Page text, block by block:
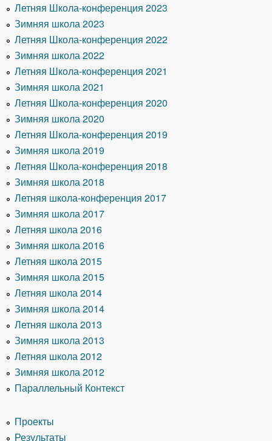
Летняя Школа-конференция 2023
Зимняя школа 2023
Летняя Школа-конференция 2022
Зимняя школа 2022
Летняя Школа-конференция 2021
Зимняя школа 2021
Летняя Школа-конференция 2020
Зимняя школа 2020
Летняя Школа-конференция 2019
Зимняя школа 2019
Летняя Школа-конференция 2018
Зимняя школа 2018
Летняя школа-конференция 2017
Зимняя школа 2017
Летняя школа 2016
Зимняя школа 2016
Летняя школа 2015
Зимняя школа 2015
Летняя школа 2014
Зимняя школа 2014
Летняя школа 2013
Зимняя школа 2013
Летняя школа 2012
Зимняя школа 2012
Параллельный Контекст
Проекты
Результаты